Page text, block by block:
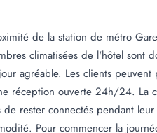
de la station de métro
climatisées de l'hôtel sont
agréable. Les clients peuvent
réception ouverte 24h/24. La
rester connectés pendant
Pour commencer la